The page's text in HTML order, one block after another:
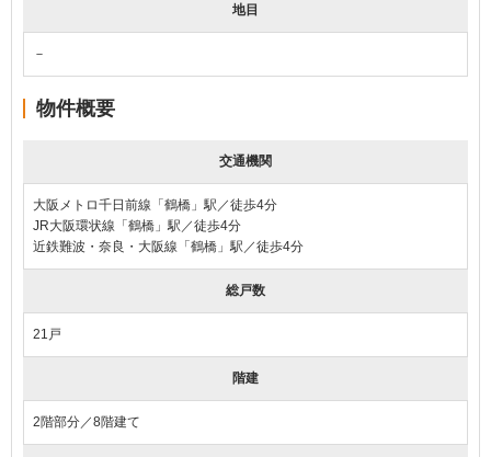
地目
－
物件概要
交通機関
大阪メトロ千日前線「鶴橋」駅／徒歩4分
JR大阪環状線「鶴橋」駅／徒歩4分
近鉄難波・奈良・大阪線「鶴橋」駅／徒歩4分
総戸数
21戸
階建
2階部分／8階建て